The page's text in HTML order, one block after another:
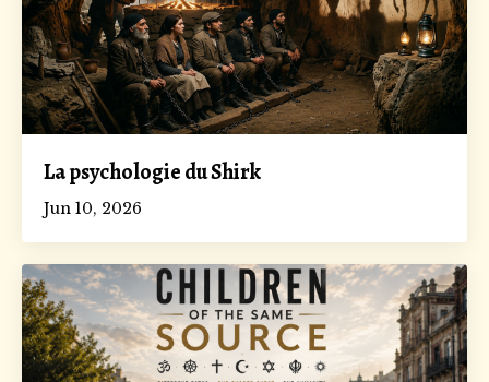
La psychologie du Shirk
Jun 10, 2026